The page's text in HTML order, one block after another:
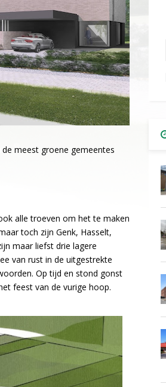
meest groene gemeentes
alle troeven om het te maken
toch zijn Genk, Hasselt,
maar liefst drie lagere
van rust in de uitgestrekte
Op tijd en stond gonst
feest van de vurige hoop.